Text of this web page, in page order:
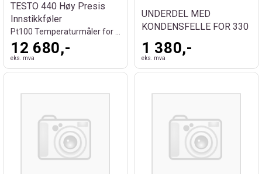
TESTO 440 Høy Presis
Innstikkføler
Pt100 Temperaturmåler for Laboratorium
12 680,-
eks. mva
UNDERDEL MED
KONDENSFELLE FOR 330
1 380,-
eks. mva